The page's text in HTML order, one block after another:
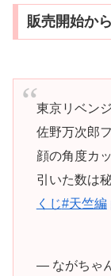
販売開始か
東京リベン
佐野万次郎
顔の角度カ
引いた数は
くじ#天竺編
— ながちゃ